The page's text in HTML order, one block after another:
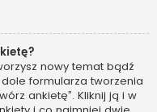
nowy temat bądź
formularza tworzenia
ankietę”. Kliknij ją i w